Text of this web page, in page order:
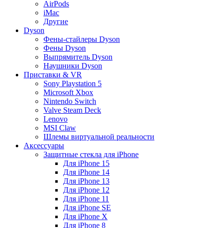
AirPods
iMac
Другие
Dyson
Фены-стайлеры Dyson
Фены Dyson
Выпрямитель Dyson
Наушники Dyson
Приставки & VR
Sony Playstation 5
Microsoft Xbox
Nintendo Switch
Valve Steam Deck
Lenovo
MSI Claw
Шлемы виртуальной реальности
Аксессуары
Защитные стекла для iPhone
Для iPhone 15
Для iPhone 14
Для iPhone 13
Для iPhone 12
Для iPhone 11
Для iPhone SE
Для iPhone X
Для iPhone 8